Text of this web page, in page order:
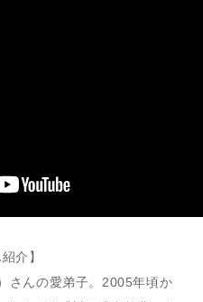
介】
さんの愛弟子。2005年頃か